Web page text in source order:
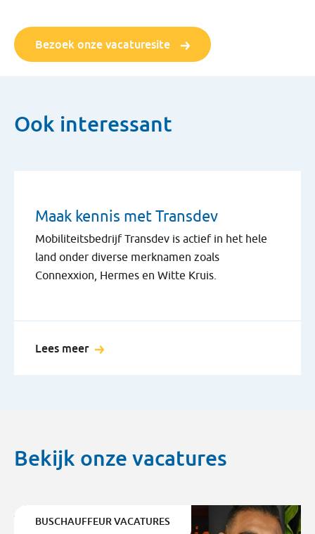
Bezoek onze vacaturesite
Ook interessant
Maak kennis met Transdev
Mobiliteitsbedrijf Transdev is actief in het hele
land onder diverse merknamen zoals
Connexxion, Hermes en Witte Kruis.
Lees meer
Bekijk onze vacatures
BUSCHAUFFEUR VACATURES